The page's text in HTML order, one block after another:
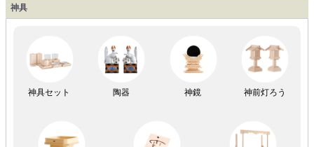
神具
神具セット 陶器 神鏡 神前灯ろう